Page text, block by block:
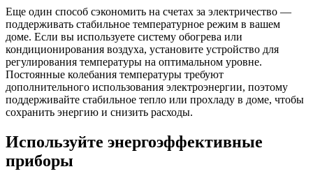
Еще один способ сэкономить на счетах за электричество —
поддерживать стабильное температурное режим в вашем
доме. Если вы используете систему обогрева или
кондиционирования воздуха, установите устройство для
регулирования температуры на оптимальном уровне.
Постоянные колебания температуры требуют
дополнительного использования электроэнергии, поэтому
поддерживайте стабильное тепло или прохладу в доме, чтобы
сохранить энергию и снизить расходы.
Используйте энергоэффективные
приборы